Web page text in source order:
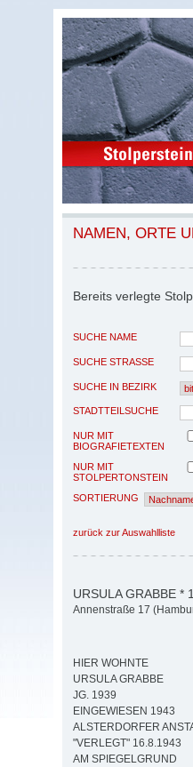
NAMEN, ORTE
Bereits verlegte
SUCHE NAME
SUCHE STRASSE
SUCHE IN BEZIRK
STADTTEILSUCHE
NUR MIT
BIOGRAFIETEXTEN
NUR MIT
STOLPERTONSTEIN
SORTIERUNG
zurück zur Auswahlliste
URSULA GRABBE *
Annenstraße 17
HIER WOHNTE
URSULA GRABBE
JG. 1939
EINGEWIESEN 1943
ALSTERDORFER
"VERLEGT" 16.8.1943
AM SPIEGELGRUND